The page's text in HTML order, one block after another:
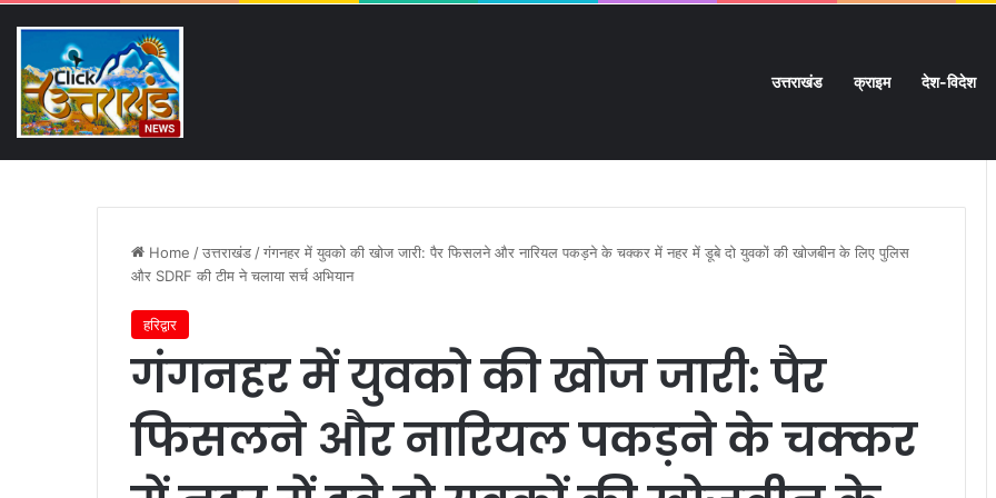
उत्तराखंड क्राइम देश-विदेश
Thursday, August 6 2026
Home /उत्तराखंड /गंगनहर में युवको की खोज जारी: पैर फिसलने और नारियल पकड़ने के चक्कर में नहर में डूबे दो युवकों की खोजबीन के लिए पुलिस
और SDRF की टीम ने चलाया सर्च अभियान
हरिद्वार
गंगनहर में युवको की खोज जारी: पैर
फिसलने और नारियल पकड़ने के चक्कर